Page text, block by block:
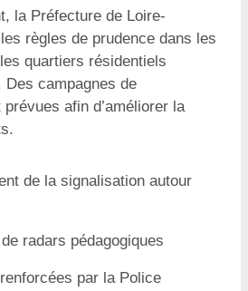
la Préfecture de Loire-
règles de prudence dans les
quartiers résidentiels
Des campagnes de
afin d’améliorer la
de la signalisation autour
radars pédagogiques
par la Police